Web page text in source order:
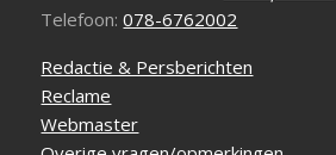
Telefoon:078-6762002
Redactie & Persberichten
Reclame
Webmaster